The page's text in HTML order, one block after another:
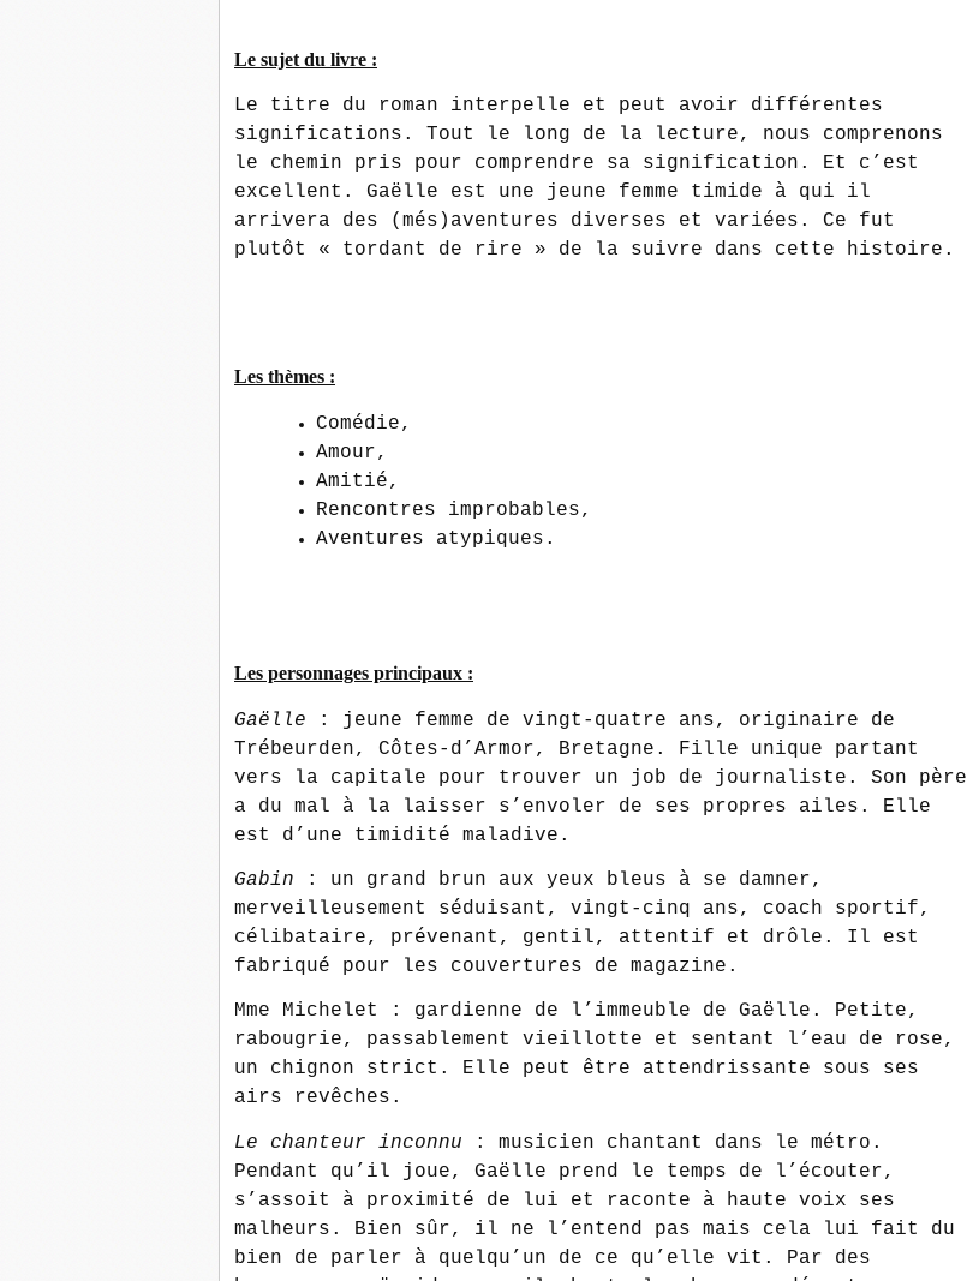
Le sujet du livre :
Le titre du roman interpelle et peut avoir différentes
significations. Tout le long de la lecture, nous comprenons
le chemin pris pour comprendre sa signification. Et c’est
excellent. Gaëlle est une jeune femme timide à qui il
arrivera des (més)aventures diverses et variées. Ce fut
plutôt « tordant de rire » de la suivre dans cette histoire.
Les thèmes :
Comédie,
Amour,
Amitié,
Rencontres improbables,
Aventures atypiques.
Les personnages principaux :
Gaëlle : jeune femme de vingt-quatre ans, originaire de
Trébeurden, Côtes-d’Armor, Bretagne. Fille unique partant
vers la capitale pour trouver un job de journaliste. Son père
a du mal à la laisser s’envoler de ses propres ailes. Elle
est d’une timidité maladive.
Gabin : un grand brun aux yeux bleus à se damner,
merveilleusement séduisant, vingt-cinq ans, coach sportif,
célibataire, prévenant, gentil, attentif et drôle. Il est
fabriqué pour les couvertures de magazine.
Mme Michelet : gardienne de l’immeuble de Gaëlle. Petite,
rabougrie, passablement vieillotte et sentant l’eau de rose,
un chignon strict. Elle peut être attendrissante sous ses
airs revêches.
Le chanteur inconnu : musicien chantant dans le métro.
Pendant qu’il joue, Gaëlle prend le temps de l’écouter,
s’assoit à proximité de lui et raconte à haute voix ses
malheurs. Bien sûr, il ne l’entend pas mais cela lui fait du
bien de parler à quelqu’un de ce qu’elle vit. Par des